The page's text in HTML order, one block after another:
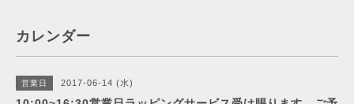
カレンダー
営業日 2017-06-14 (水)